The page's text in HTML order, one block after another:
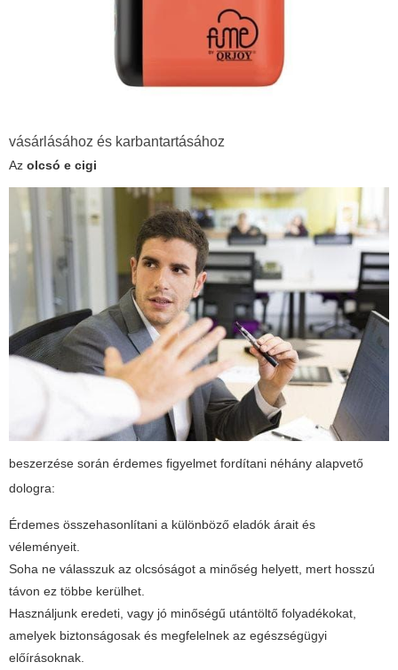
vásárlásához és karbantartásához
Az olcsó e cigi
beszerzése során érdemes figyelmet fordítani néhány alapvető
dologra:
Érdemes összehasonlítani a különböző eladók árait és
véleményeit.
Soha ne válasszuk az olcsóságot a minőség helyett, mert hosszú
távon ez többe kerülhet.
Használjunk eredeti, vagy jó minőségű utántöltő folyadékokat,
amelyek biztonságosak és megfelelnek az egészségügyi
előírásoknak.